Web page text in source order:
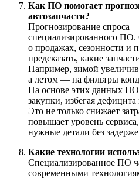
Как ПО помогает
автозапчасти?
Прогнозирование спроса
специализированного ПО.
о продажах, сезонности и
предсказать, какие
Например, зимой
а летом — на фильтры
На основе этих данных ПО
закупки, избегая
Это не только снижает
повышает уровень
нужные детали без
Какие технологии
Специализированное ПО
современными